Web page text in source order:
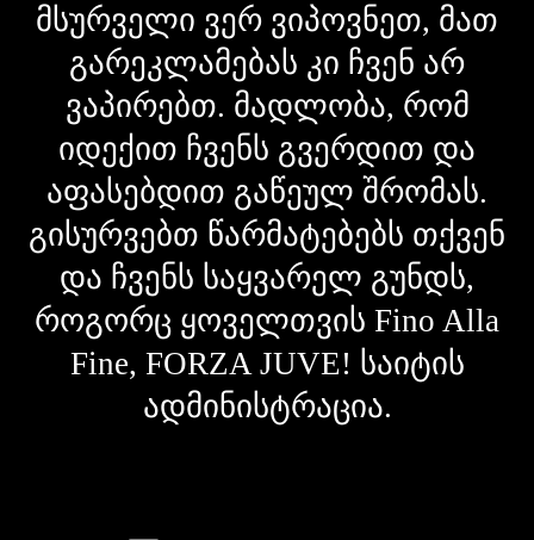
მსურველი ვერ ვიპოვნეთ, მათ
გარეკლამებას კი ჩვენ არ
ვაპირებთ. მადლობა, რომ
იდექით ჩვენს გვერდით და
აფასებდით გაწეულ შრომას.
გისურვებთ წარმატებებს თქვენ
და ჩვენს საყვარელ გუნდს,
როგორც ყოველთვის Fino Alla
Fine, FORZA JUVE! საიტის
ადმინისტრაცია.